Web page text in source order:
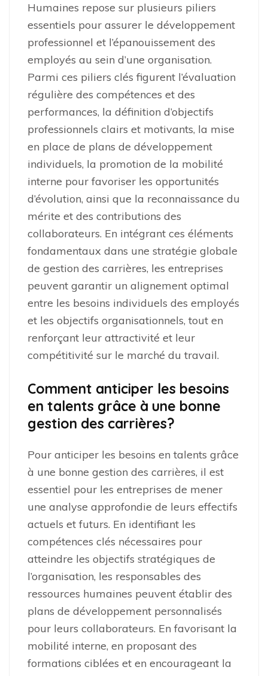
Humaines repose sur plusieurs piliers
essentiels pour assurer le développement
professionnel et l’épanouissement des
employés au sein d’une organisation.
Parmi ces piliers clés figurent l’évaluation
régulière des compétences et des
performances, la définition d’objectifs
professionnels clairs et motivants, la mise
en place de plans de développement
individuels, la promotion de la mobilité
interne pour favoriser les opportunités
d’évolution, ainsi que la reconnaissance du
mérite et des contributions des
collaborateurs. En intégrant ces éléments
fondamentaux dans une stratégie globale
de gestion des carrières, les entreprises
peuvent garantir un alignement optimal
entre les besoins individuels des employés
et les objectifs organisationnels, tout en
renforçant leur attractivité et leur
compétitivité sur le marché du travail.
Comment anticiper les besoins
en talents grâce à une bonne
gestion des carrières?
Pour anticiper les besoins en talents grâce
à une bonne gestion des carrières, il est
essentiel pour les entreprises de mener
une analyse approfondie de leurs effectifs
actuels et futurs. En identifiant les
compétences clés nécessaires pour
atteindre les objectifs stratégiques de
l’organisation, les responsables des
ressources humaines peuvent établir des
plans de développement personnalisés
pour leurs collaborateurs. En favorisant la
mobilité interne, en proposant des
formations ciblées et en encourageant la